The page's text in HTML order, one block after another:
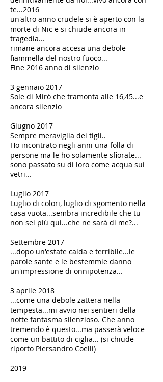
te...2016
un'altro anno crudele si è aperto con la
morte di Nic e si chiude ancora in
tragedia...
rimane ancora accesa una debole
fiammella del nostro fuoco...
​​Fine 2016 anno di silenzio
3 gennaio 2017
Sole di Mirò che tramonta alle 16,45...e
ancora silenzio
Giugno 2017
Sempre meraviglia dei tigli..
Ho incontrato negli anni una folla di
persone ma le ho solamente sfiorate...
sono passato su di loro come acqua sui
vetri...
​​Luglio 2017
Luglio di colori, luglio di sgomento nella
casa vuota...sembra incredibile che tu
non sei più qui...che ne sarà di me?...
Settembre 2017
...dopo un'estate calda e terribile...le
parole sante e le bestemmie danno
un'impressione di onnipotenza...
3 aprile 2018
...come una debole zattera nella
tempesta...mi avvio nei sentieri della
notte fantasma silenzioso. Che anno
tremendo è questo...ma passerà veloce
come un battito di ciglia... (si chiude
riporto Piersandro Coelli)
2019